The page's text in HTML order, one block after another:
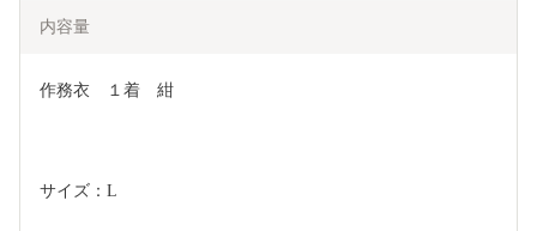
内容量
作務衣　１着　紺
サイズ：L